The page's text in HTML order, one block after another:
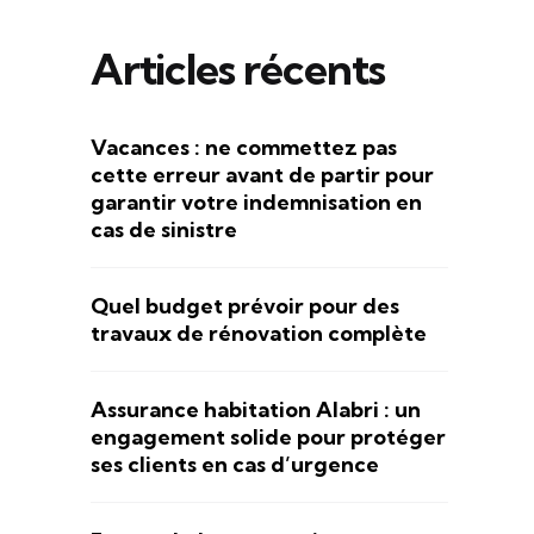
Articles récents
Vacances : ne commettez pas
cette erreur avant de partir pour
garantir votre indemnisation en
cas de sinistre
Quel budget prévoir pour des
travaux de rénovation complète
Assurance habitation Alabri : un
engagement solide pour protéger
ses clients en cas d’urgence